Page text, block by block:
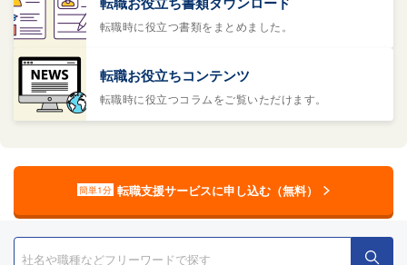
転職時に役立つ書類をまとめました。
転職お役立ちコンテンツ
転職時に役立つコラムをご覧いただけます。
簡単1分 転職支援サービスに申し込む（無料）